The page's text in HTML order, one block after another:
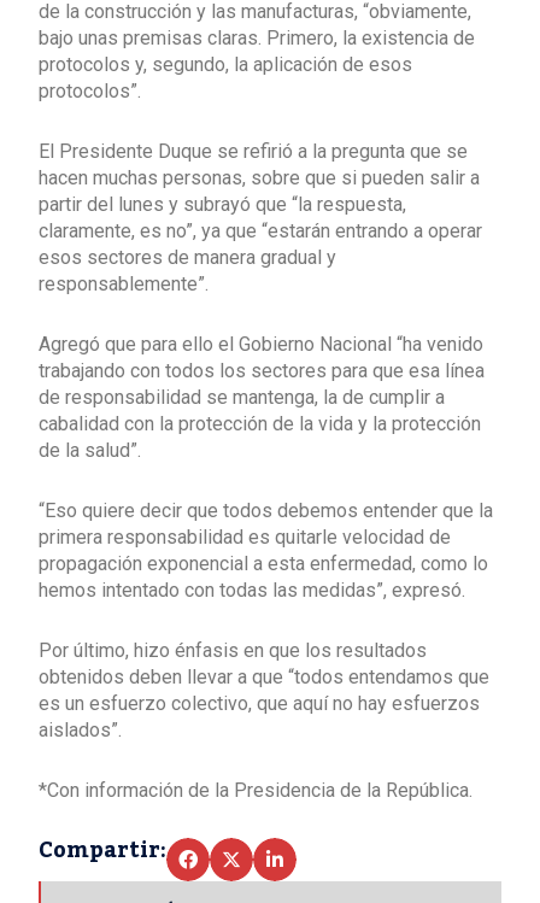
de la construcción y las manufacturas, “obviamente,
bajo unas premisas claras. Primero, la existencia de
protocolos y, segundo, la aplicación de esos
protocolos”.
El Presidente Duque se refirió a la pregunta que se
hacen muchas personas, sobre que si pueden salir a
partir del lunes y subrayó que “la respuesta,
claramente, es no”, ya que “estarán entrando a operar
esos sectores de manera gradual y
responsablemente”.
Agregó que para ello el Gobierno Nacional “ha venido
trabajando con todos los sectores para que esa línea
de responsabilidad se mantenga, la de cumplir a
cabalidad con la protección de la vida y la protección
de la salud”.
“Eso quiere decir que todos debemos entender que la
primera responsabilidad es quitarle velocidad de
propagación exponencial a esta enfermedad, como lo
hemos intentado con todas las medidas”, expresó.
Por último, hizo énfasis en que los resultados
obtenidos deben llevar a que “todos entendamos que
es un esfuerzo colectivo, que aquí no hay esfuerzos
aislados”.
*Con información de la Presidencia de la República.
Compartir: